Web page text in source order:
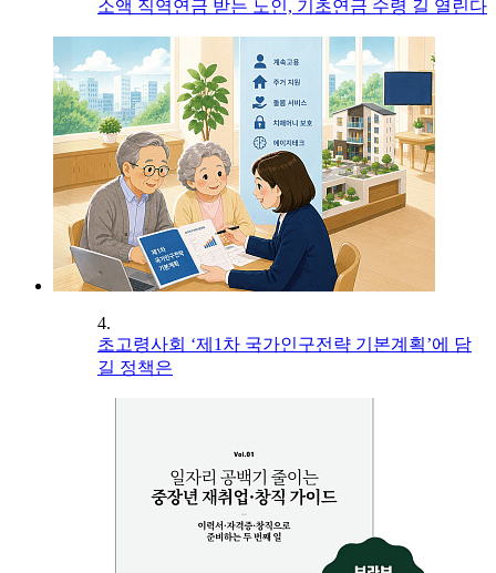
소액 직역연금 받는 노인, 기초연금 수령 길 열린다
4.
초고령사회 ‘제1차 국가인구전략 기본계획’에 담
길 정책은